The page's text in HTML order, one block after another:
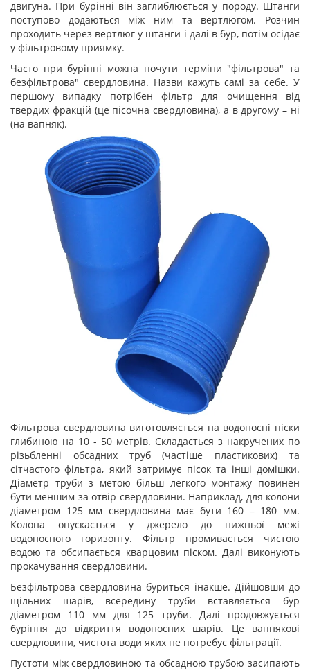
двигуна. При бурінні він заглиблюється у породу. Штанги
поступово додаються між ним та вертлюгом. Розчин
проходить через вертлюг у штанги і далі в бур, потім осідає
у фільтровому приямку.
Часто при бурінні можна почути терміни "фільтрова" та
безфільтрова" свердловина. Назви кажуть самі за себе. У
першому випадку потрібен фільтр для очищення від
твердих фракцій (це пісочна свердловина), а в другому – ні
(на вапняк).
Фільтрова свердловина виготовляється на водоносні піски
глибиною на 10 - 50 метрів. Складається з накручених по
різьбленні обсадних труб (частіше пластикових) та
сітчастого фільтра, який затримує пісок та інші домішки.
Діаметр труби з метою більш легкого монтажу повинен
бути меншим за отвір свердловини. Наприклад, для колони
діаметром 125 мм свердловина має бути 160 – 180 мм.
Колона опускається у джерело до нижньої межі
водоносного горизонту. Фільтр промивається чистою
водою та обсипається кварцовим піском. Далі виконують
прокачування свердловини.
Безфільтрова свердловина буриться інакше. Дійшовши до
щільних шарів, всередину труби вставляється бур
діаметром 110 мм для 125 труби. Далі продовжується
буріння до відкриття водоносних шарів. Це вапнякові
свердловини, чистота води яких не потребує фільтрації.
Пустоти між свердловиною та обсадною трубою засипають